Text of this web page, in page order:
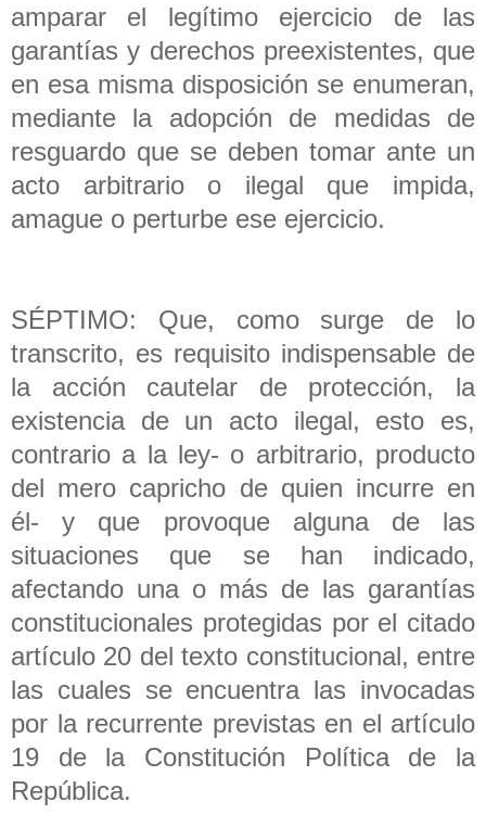
amparar el legítimo ejercicio de las
garantías y derechos preexistentes, que
en esa misma disposición se enumeran,
mediante la adopción de medidas de
resguardo que se deben tomar ante un
acto arbitrario o ilegal que impida,
amague o perturbe ese ejercicio.
SÉPTIMO: Que, como surge de lo
transcrito, es requisito indispensable de
la acción cautelar de protección, la
existencia de un acto ilegal, esto es,
contrario a la ley- o arbitrario, producto
del mero capricho de quien incurre en
él- y que provoque alguna de las
situaciones que se han indicado,
afectando una o más de las garantías
constitucionales protegidas por el citado
artículo 20 del texto constitucional, entre
las cuales se encuentra las invocadas
por la recurrente previstas en el artículo
19 de la Constitución Política de la
República.